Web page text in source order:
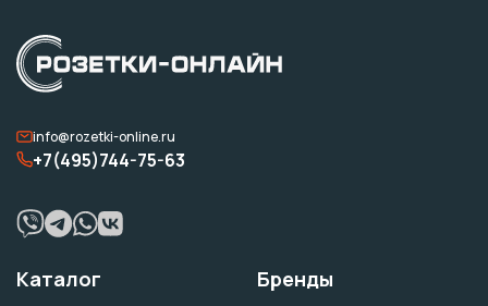
info@rozetki-online.ru
+7(495)744-75-63
Каталог Бренды